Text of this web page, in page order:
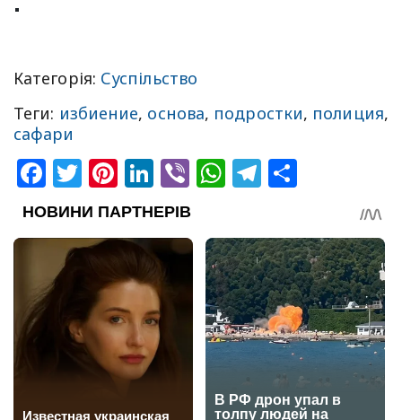
Категорія: Суспільство
Теги: избиение, основа, подростки, полиция,
сафари
Facebook
Twitter
Pinterest
LinkedIn
ViberWhatsApp
Telegram